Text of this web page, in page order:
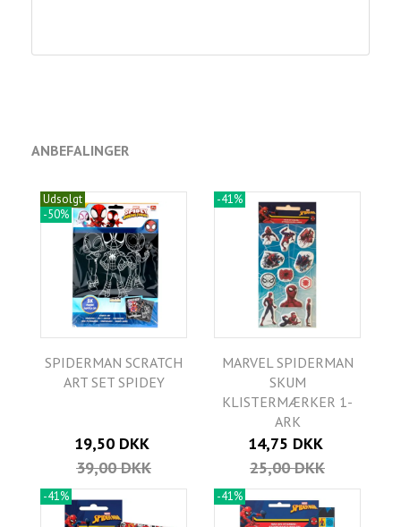
ANBEFALINGER
Udsolgt
-50%
SPIDERMAN SCRATCH
ART SET SPIDEY
19,50 DKK
39,00 DKK
-41%
MARVEL SPIDERMAN
SKUM
KLISTERMÆRKER 1-
ARK
14,75 DKK
25,00 DKK
-41% -41%